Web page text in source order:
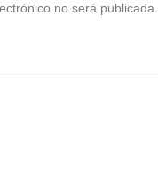
no será publicada.